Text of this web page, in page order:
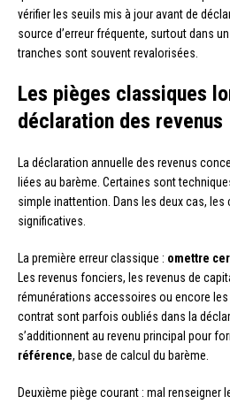
vérifier les seuils mis à jour avant de
source d’erreur fréquente, surtout dans
tranches sont souvent revalorisées.
Les pièges classiques
déclaration des revenus
La déclaration annuelle des revenus
liées au barème. Certaines sont
simple inattention. Dans les deux cas,
significatives.
La première erreur classique : omettre
Les revenus fonciers, les revenus de
rémunérations accessoires ou encore
contrat sont parfois oubliés dans la
s’additionnent au revenu principal pour
référence, base de calcul du barème.
Deuxième piège courant : mal renseigner